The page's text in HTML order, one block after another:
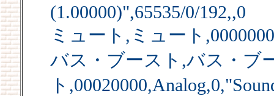
(1.00000)",65535/0/192,,0
ミュート,ミュート
バス・ブースト,バス・ブ
ト